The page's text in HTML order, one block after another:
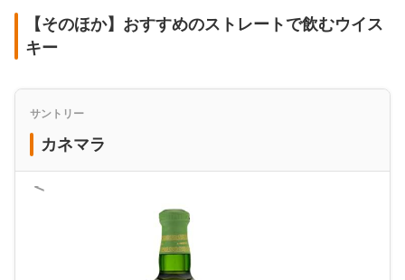
【そのほか】おすすめのストレートで飲むウイス
キー
サントリー
カネマラ
＜